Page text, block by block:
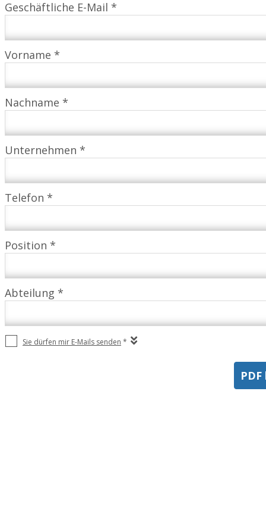
Geschäftliche E-Mail *
Vorname *
Nachname *
Unternehmen *
Telefon *
Position *
Abteilung *
Sie dürfen mir E-Mails senden *